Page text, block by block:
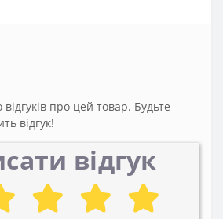
про цей товар. Будьте
відгук!
відгук